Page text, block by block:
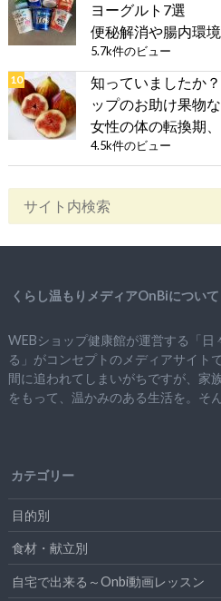
ヨーグルト7選
便秘解消や腸内環
5.7k件のビュー
知っていましたか
ップのお助け果物
女性の体の転換期
4.5k件のビュー
くらし温もりメディアOnBiについて
WEBショップ健康館が運営する「日
る」がコンセプトのメディアサイト
間に追われてしまいがちですが、 家
をもって、 温かみのある生活を。そ
カテゴリー
目的別
食材・献立別
自宅で出来る～Onbi動画レッスン